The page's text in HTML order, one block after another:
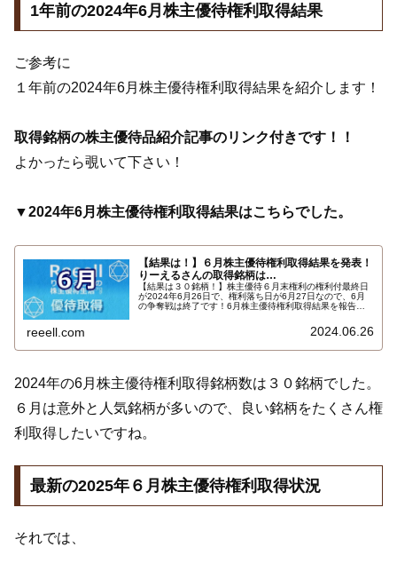
1年前の2024年6月株主優待権利取得結果
ご参考に
１年前の2024年6月株主優待権利取得結果を紹介します！
取得銘柄の株主優待品紹介記事のリンク付きです！！
よかったら覗いて下さい！
▼2024年6月株主優待権利取得結果はこちらでした。
【結果は！】６月株主優待権利取得結果を発表！
りーえるさんの取得銘柄は…
【結果は３０銘柄！】株主優待６月末権利の権利付最終日
が2024年6月26日で、権利落ち日が6月27日なので、6月
の争奪戦は終了です！6月株主優待権利取得結果を報告し
ｕカブコム証券、ＳＢＩ証券、楽天証券でした。結果はこ
reeell.com 2024.06.26
2024年の6月株主優待権利取得銘柄数は３０銘柄でした。
６月は意外と人気銘柄が多いので、良い銘柄をたくさん権
利取得したいですね。
最新の2025年６月株主優待権利取得状況
それでは、